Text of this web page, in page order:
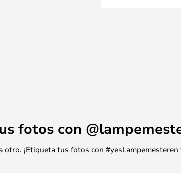
fotos con
¡Etiqueta tus fotos con #yesLampemesteren